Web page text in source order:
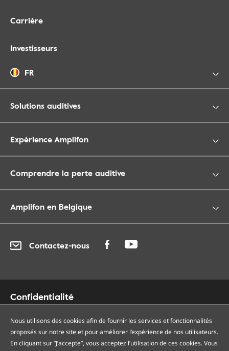
Carrière
Investisseurs
FR
Solutions auditives
Expérience Amplifon
Comprendre la perte auditive
Amplifon en Belgique
Contactez-nous
Confidentialité
Accessibilité
Plan du site
Nous utilisons des cookies afin de fournir les services et fonctionnalités
proposés sur notre site et pour améliorer l’expérience de nos utilisateurs.
En cliquant sur ”J’accepte”, vous acceptez l’utilisation de ces cookies. Vous